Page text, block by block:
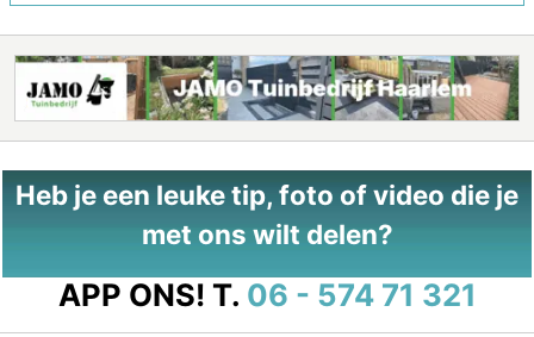
Heb je een leuke tip, foto of video die je
met ons wilt delen?
APP ONS! T. 06 - 574 71 321